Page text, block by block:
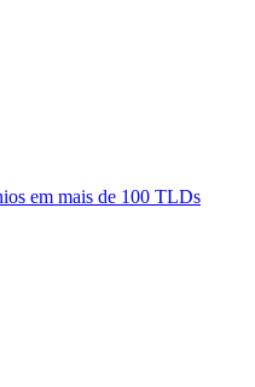
em mais de 100 TLDs